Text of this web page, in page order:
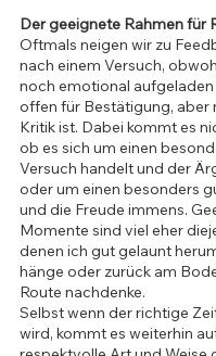
Der geeignete Rahmen für
Oftmals neigen wir zu
nach einem Versuch,
noch emotional
offen für Bestätigung, aber
Kritik ist. Dabei kommt es
ob es sich um einen
Versuch handelt und der
oder um einen besonders
und die Freude immens.
Momente sind viel eher
denen ich gut gelaunt
hänge oder zurück am
Route nachdenke.
Selbst wenn der richtige
wird, kommt es weiterhin